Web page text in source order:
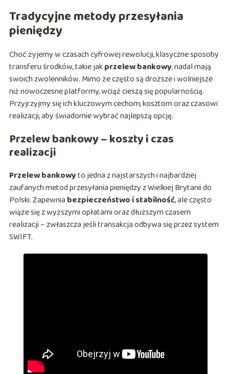
Tradycyjne metody przesyłania
pieniędzy
Choć żyjemy w czasach cyfrowej rewolucji, klasyczne sposoby
transferu środków, takie jakprzelew bankowy, nadal mają
swoich zwolenników. Mimo że często są droższe i wolniejsze
niż nowoczesne platformy, wciąż cieszą się popularnością.
Przyjrzyjmy się ich kluczowym cechom, kosztom oraz czasowi
realizacji, aby świadomie wybrać najlepszą opcję.
Przelew bankowy – koszty i czas
realizacji
Przelew bankowyto jedna z najstarszych i najbardziej
zaufanych metod przesyłania pieniędzy z Wielkiej Brytanii do
Polski. Zapewnia bezpieczeństwo i stabilność, ale często
wiąże się z wyższymi opłatami oraz dłuższym czasem
realizacji – zwłaszcza jeśli transakcja odbywa się przez system
SWIFT.